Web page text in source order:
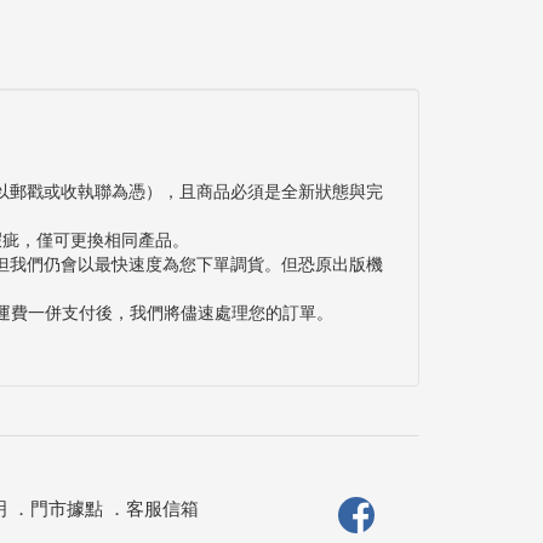
戳或收執聯為憑），且商品必須是全新狀態與完
，僅可更換相同產品。
們仍會以最快速度為您下單調貨。但恐原出版機
一併支付後，我們將儘速處理您的訂單。
． 門市據點． 客服信箱